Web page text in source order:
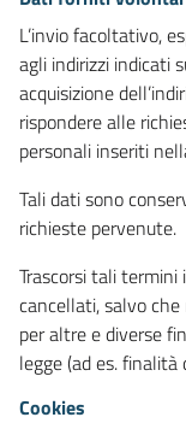
L’invio facoltativo,
agli indirizzi indicati
acquisizione
rispondere alle
personali inseriti
Tali dati sono
richieste pervenute.
Trascorsi tali
cancellati, salvo
per altre e diverse
legge (ad es. finalità
Cookies